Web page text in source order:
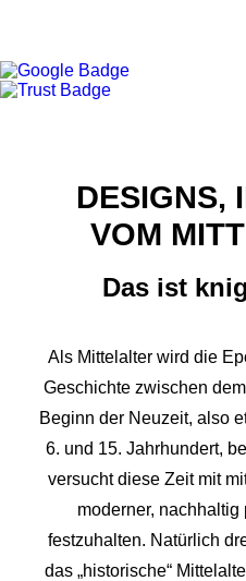
DESIGNS,
VOM
Das ist
Als Mittelalter wird die
Geschichte zwischen
Beginn der Neuzeit, also
6. und 15. Jahrhundert,
versucht diese Zeit mit
moderner,
festzuhalten. Natürlich
das „historische“